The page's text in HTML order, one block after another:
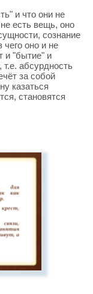
и что они не
есть вещь, оно
сознание
чего оно и не
и "бытие" и
абсурдность
за собой
казаться
становятся